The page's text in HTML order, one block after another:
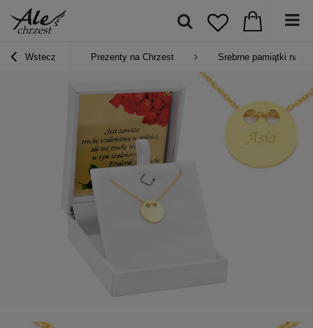
Wstecz Prezenty na Chrzest Srebrne pamiątki na